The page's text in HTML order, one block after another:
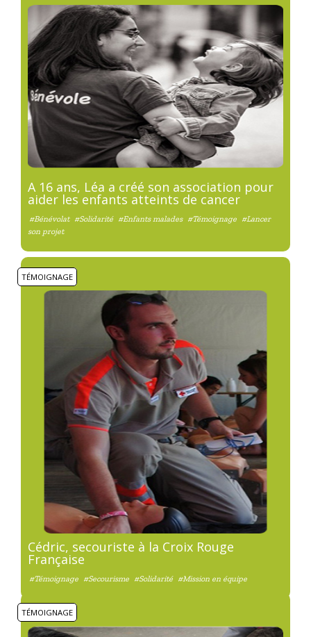
A 16 ans, Léa a créé son association pour
aider les enfants atteints de cancer
#Bénévolat #Solidarité #Enfants malades #Témoignage #Lancer
son projet
TÉMOIGNAGE
Cédric, secouriste à la Croix Rouge
Française
#Témoignage #Secourisme #Solidarité #Mission en équipe
TÉMOIGNAGE